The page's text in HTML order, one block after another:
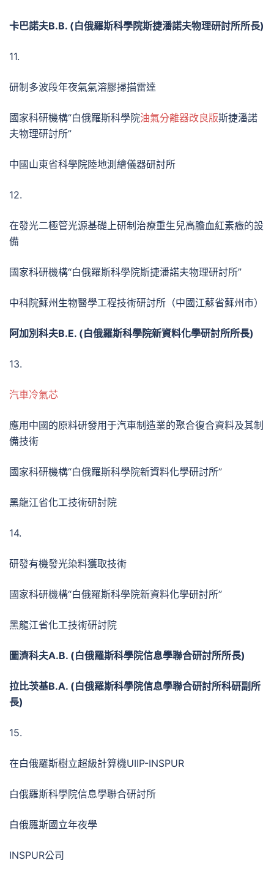
卡巴諾夫В.В. (白俄羅斯科學院斯捷潘諾夫物理研討所所長)
11.
研制多波段年夜氣氣溶膠掃描雷達
國家科研機構“白俄羅斯科學院油氣分離器改良版斯捷潘諾
夫物理研討所”
中國山東省科學院陸地測繪儀器研討所
12.
在發光二極管光源基礎上研制治療重生兒高膽血紅素癥的設
備
國家科研機構“白俄羅斯科學院斯捷潘諾夫物理研討所”
中科院蘇州生物醫學工程技術研討所（中國江蘇省蘇州市）
阿加別科夫В.Е. (白俄羅斯科學院新資料化學研討所所長)
13.
汽車冷氣芯
應用中國的原料研發用于汽車制造業的聚合復合資料及其制
備技術
國家科研機構“白俄羅斯科學院新資料化學研討所”
黑龍江省化工技術研討院
14.
研發有機發光染料獲取技術
國家科研機構“白俄羅斯科學院新資料化學研討所”
黑龍江省化工技術研討院
圖濟科夫А.В. (白俄羅斯科學院信息學聯合研討所所長)
拉比茨基В.А. (白俄羅斯科學院信息學聯合研討所科研副所
長)
15.
在白俄羅斯樹立超級計算機UIIP-INSPUR
白俄羅斯科學院信息學聯合研討所
白俄羅斯國立年夜學
INSPUR公司